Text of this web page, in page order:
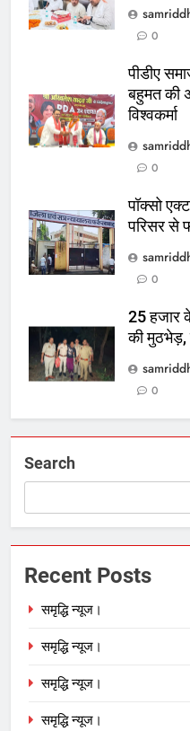
0
पीडीए
बहुमत की
विश्वकर्मा
0
पॉक्सो
परिसर से
0
25 हजार
की मुठभेड़,
0
Search
Recent Posts
समृद्धि न्यूज।
समृद्धि न्यूज।
समृद्धि न्यूज।
समृद्धि न्यूज।